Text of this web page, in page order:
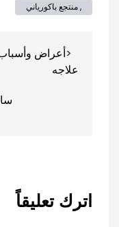
, منتجع باكورياني
المقالاتأعراض وأسباب
علاجه
اترك تعليقاً